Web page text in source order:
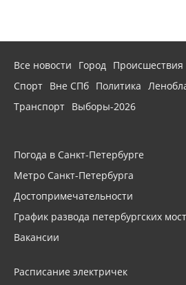
Все новости Город Происшествия
Спорт Вне СПб Политика
Транспорт Выборы-2026
Погода в Санкт-Петербурге
Метро Санкт-Петербурга
Достопримечательности
График развода петербургских
Вакансии
Расписание электричек